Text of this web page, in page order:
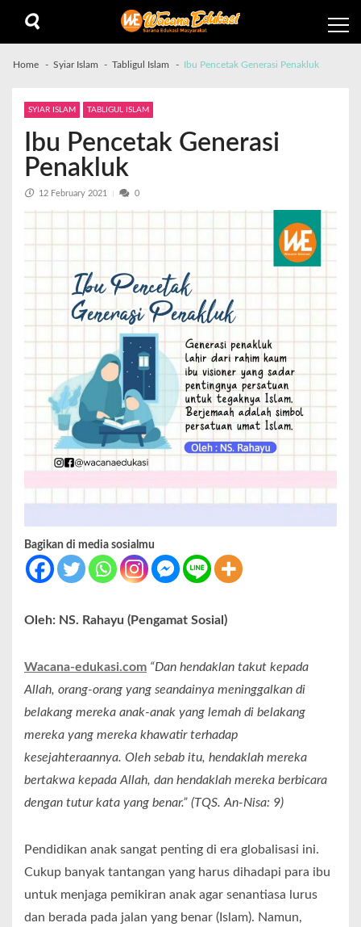
Home Syiar Islam Tabligul Islam Ibu Pencetak Generasi Penakluk
SYIAR ISLAM TABLIGUL ISLAM
Ibu Pencetak Generasi
Penakluk
12 February 2021 0
Bagikan di media sosialmu
Oleh: NS. Rahayu (Pengamat Sosial)
Wacana-edukasi.com “Dan hendaklan takut kepada
Allah, orang-orang yang seandainya meninggalkan di
belakang mereka anak-anak yang lemah di belakang
mereka yang mereka khawatir terhadap
kesejahteraannya. Oleh sebab itu, hendaklah mereka
bertakwa kepada Allah, dan hendaklah mereka berbicara
dengan tutur kata yang benar.” (TQS. An-Nisa: 9)
Pendidikan anak sangat penting di era globalisasi ini.
Cukup banyak tantangan yang harus dihadapi para ibu
untuk menjaga pemikiran anak agar senantiasa lurus
dan berada pada jalan yang benar (Islam). Namun,